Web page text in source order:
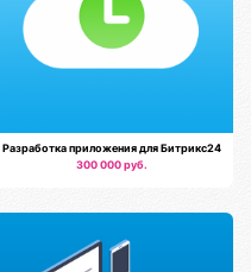
Разработка приложения для Битрикс24
300 000 руб.